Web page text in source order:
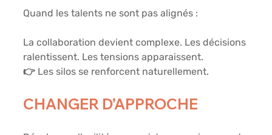
Quand les talents ne sont pas alignés :
La collaboration devient complexe. Les décisions
ralentissent. Les tensions apparaissent.
👉 Les silos se renforcent naturellement.
CHANGER D’APPROCHE